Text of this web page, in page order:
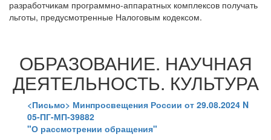
разработчикам программно-аппаратных комплексов получать
льготы, предусмотренные Налоговым кодексом.
ОБРАЗОВАНИЕ. НАУЧНАЯ
ДЕЯТЕЛЬНОСТЬ. КУЛЬТУРА
<Письмо> Минпросвещения России от 29.08.2024 N
05-ПГ-МП-39882
"О рассмотрении обращения"